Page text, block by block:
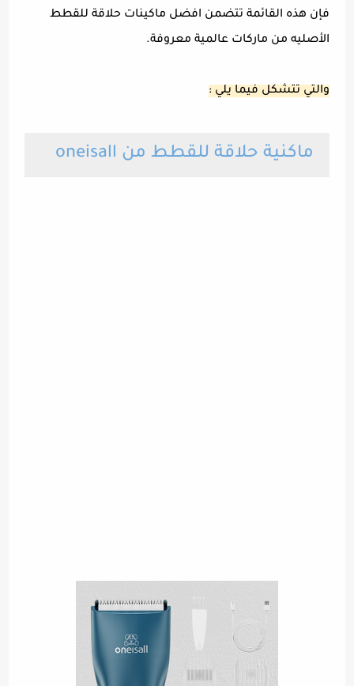
فإن هذه القائمة تتضمن افضل ماكينات حلاقة للقطط
الأصليه من ماركات عالمية معروفة.
والتي تتشكل فيما يلي :
ماكنية حلاقة للقطط من oneisall